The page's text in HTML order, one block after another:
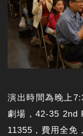
演出時間為晚上
劇場，42-35
11355，費用全免